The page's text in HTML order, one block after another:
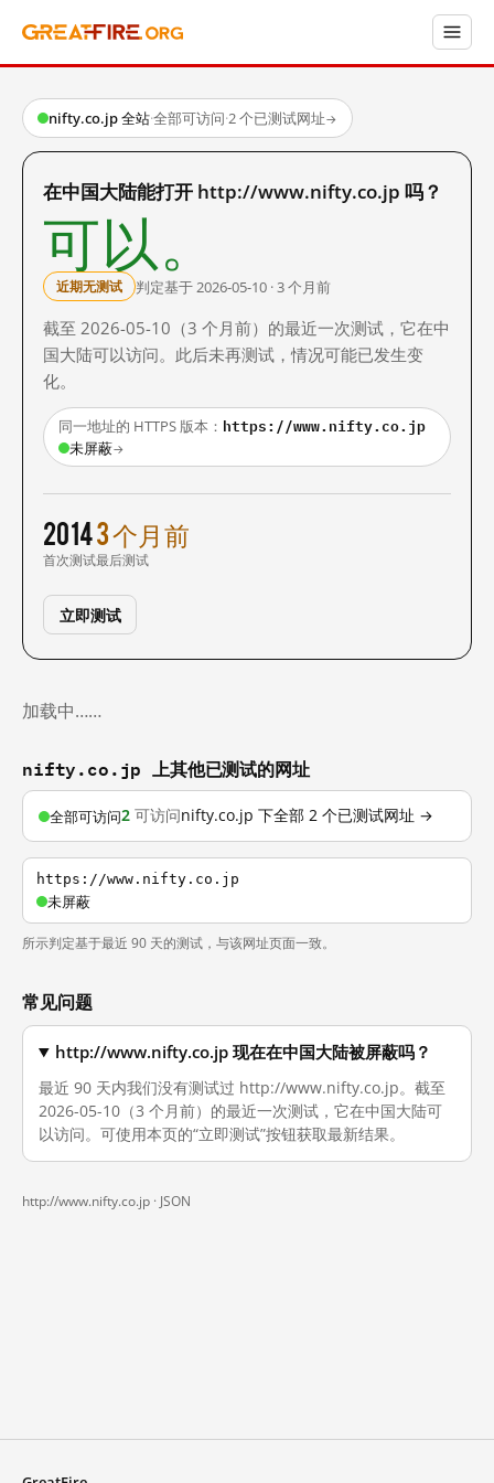
nifty.co.jp 全站·全部可访问·2 个已测试网址→
在中国大陆能打开 http://www.nifty.co.jp 吗？
可以。
近期无测试 判定基于 2026-05-10 · 3 个月前
截至 2026-05-10（3 个月前）的最近一次测试，它在中
国大陆可以访问。此后未再测试，情况可能已发生变
化。
同一地址的 HTTPS 版本： https://www.nifty.co.jp
未屏蔽→
2014
首次测试
3 个月前
最后测试
立即测试
加载中……
nifty.co.jp 上其他已测试的网址
全部可访问2 可访问nifty.co.jp 下全部 2 个已测试网址 →
https://www.nifty.co.jp
未屏蔽
所示判定基于最近 90 天的测试，与该网址页面一致。
常见问题
http://www.nifty.co.jp 现在在中国大陆被屏蔽吗？
最近 90 天内我们没有测试过 http://www.nifty.co.jp。截至
2026-05-10（3 个月前）的最近一次测试，它在中国大陆可
以访问。可使用本页的“立即测试”按钮获取最新结果。
http://www.nifty.co.jp · JSON